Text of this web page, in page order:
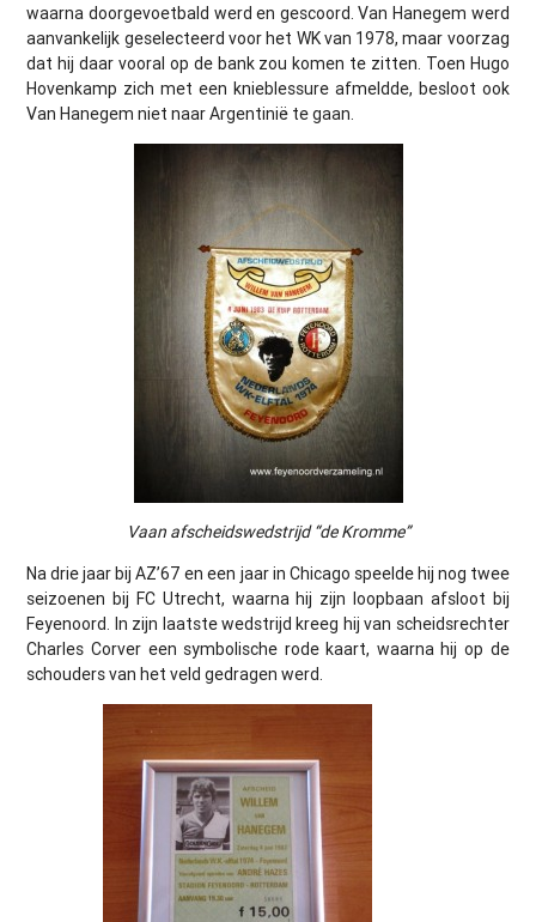
waarna doorgevoetbald werd en gescoord. Van Hanegem werd
aanvankelijk geselecteerd voor het WK van 1978, maar voorzag
dat hij daar vooral op de bank zou komen te zitten. Toen Hugo
Hovenkamp zich met een knieblessure afmeldde, besloot ook
Van Hanegem niet naar Argentinië te gaan.
Vaan afscheidswedstrijd “de Kromme”
Na drie jaar bij AZ’67 en een jaar in Chicago speelde hij nog twee
seizoenen bij FC Utrecht, waarna hij zijn loopbaan afsloot bij
Feyenoord. In zijn laatste wedstrijd kreeg hij van scheidsrechter
Charles Corver een symbolische rode kaart, waarna hij op de
schouders van het veld gedragen werd.